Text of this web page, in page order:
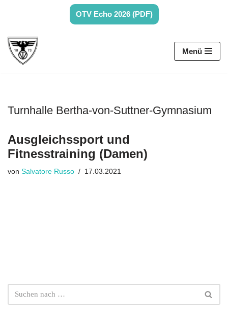
Inhalt
springen
OTV Echo 2026 (PDF)
Menü
Turnhalle Bertha-von-Suttner-Gymnasium
Ausgleichssport und
Fitnesstraining (Damen)
von Salvatore Russo 17.03.2021